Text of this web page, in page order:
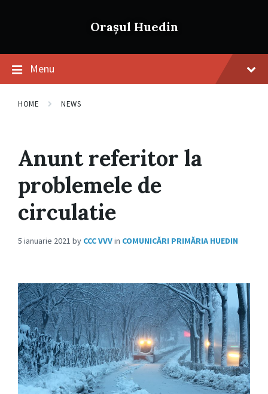
Orașul Huedin
Menu
HOME NEWS
Anunt referitor la
problemele de
circulatie
5 ianuarie 2021 by CCC VVVin COMUNICĂRI PRIMĂRIA HUEDIN